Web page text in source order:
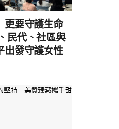
要守護生命
民代、社區與
發守護女性